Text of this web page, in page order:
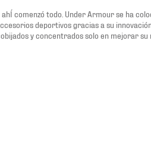
comenzó todo. Under Armour se ha
deportivos gracias a su
y concentrados solo en mejorar su